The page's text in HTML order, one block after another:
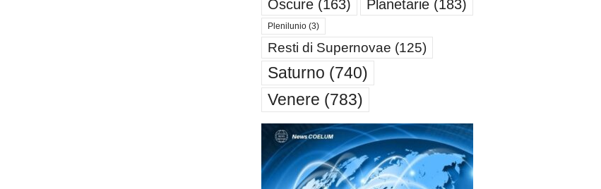
Oscure(163) Planetarie(183)
Plenilunio(3)
Resti di Supernovae (125)
Saturno (740)
Venere (783)